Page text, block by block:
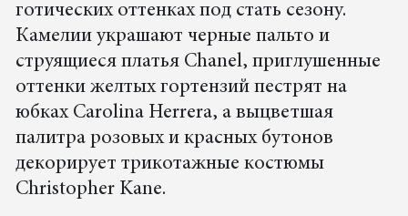
готических оттенках под стать сезону.
Камелии украшают черные пальто и
струящиеся платья Chanel, приглушенные
оттенки желтых гортензий пестрят на
юбках Carolina Herrera, а выцветшая
палитра розовых и красных бутонов
декорирует трикотажные костюмы
Christopher Kane.